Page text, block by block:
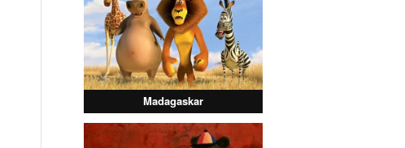
Madagaskar